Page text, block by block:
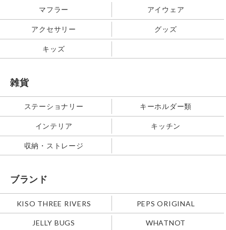
マフラー アイウェア
アクセサリー グッズ
キッズ
雑貨
ステーショナリー キーホルダー類
インテリア キッチン
収納・ストレージ
ブランド
KISO THREE RIVERS PEPS ORIGINAL
JELLY BUGS WHATNOT